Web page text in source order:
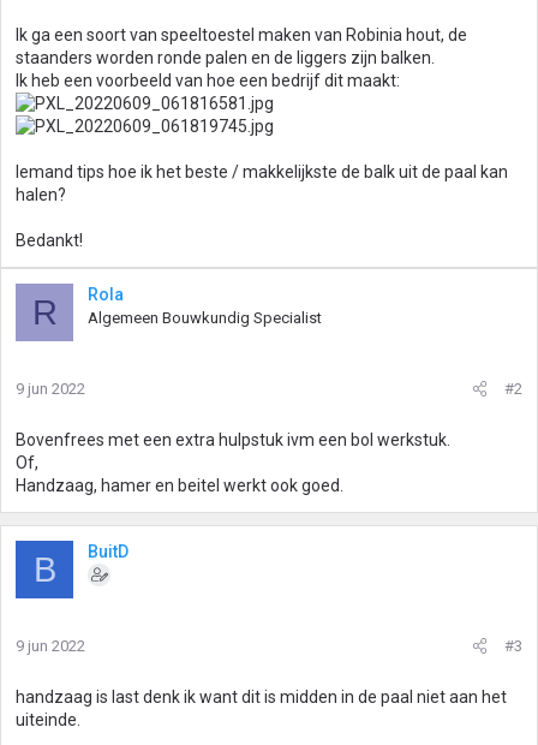
Ik ga een soort van speeltoestel maken van Robinia hout, de
staanders worden ronde palen en de liggers zijn balken.
Ik heb een voorbeeld van hoe een bedrijf dit maakt:
Iemand tips hoe ik het beste / makkelijkste de balk uit de paal kan
halen?
Bedankt!
R Rola
Algemeen Bouwkundig Specialist
9 jun 2022 #2
Bovenfrees met een extra hulpstuk ivm een bol werkstuk.
Of,
Handzaag, hamer en beitel werkt ook goed.
B BuitD
9 jun 2022 #3
handzaag is last denk ik want dit is midden in de paal niet aan het
uiteinde.